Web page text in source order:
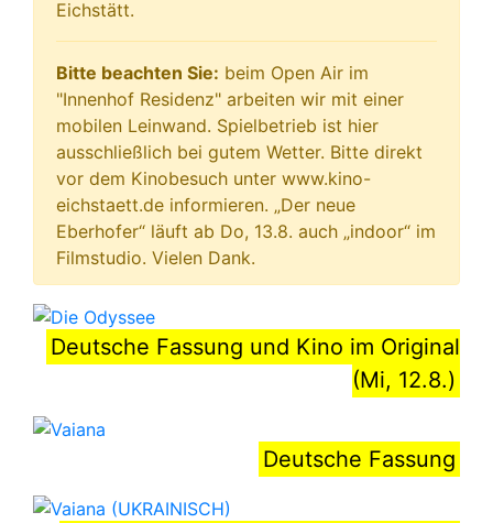
Eichstätt.
Bitte beachten Sie: beim Open Air im
"Innenhof Residenz" arbeiten wir mit einer
mobilen Leinwand. Spielbetrieb ist hier
ausschließlich bei gutem Wetter. Bitte direkt
vor dem Kinobesuch unter www.kino-
eichstaett.de informieren. „Der neue
Eberhofer“ läuft ab Do, 13.8. auch „indoor“ im
Filmstudio. Vielen Dank.
Deutsche Fassung und Kino im Original
(Mi, 12.8.)
Deutsche Fassung